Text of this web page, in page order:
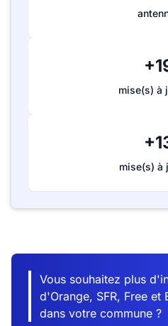
mise(s) à
mise(s) à
Vous souhaitez plus
d'Orange, SFR, Free et
dans votre commune ?